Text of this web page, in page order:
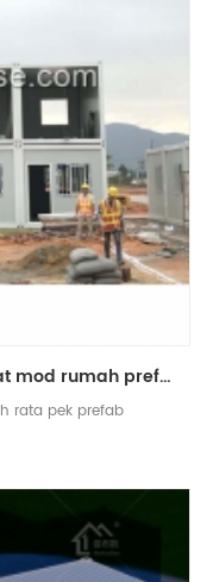
murah cepat memasang pek flat mod rumah prefab pek
rata pek prefab